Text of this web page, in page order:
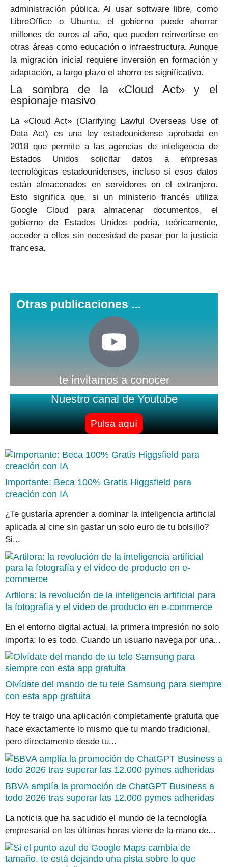
administración pública. Al usar software libre, como
LibreOffice o Ubuntu, el gobierno puede ahorrar
millones de euros al año, que pueden reinvertirse en
otras áreas como educación o infraestructura. Aunque
la migración inicial requiere inversión en formación y
adaptación, a largo plazo el ahorro es significativo.
La sombra de la «Cloud Act» y el
espionaje masivo
La «Cloud Act» (Clarifying Lawful Overseas Use of
Data Act) es una ley estadounidense aprobada en
2018 que permite a las agencias de inteligencia de
Estados Unidos solicitar datos a empresas
tecnológicas estadounidenses, incluso si esos datos
están almacenados en servidores en el extranjero.
Esto significa que, si un ministerio francés utiliza
Google Cloud para almacenar documentos, el
gobierno de Estados Unidos podría, teóricamente,
acceder a ellos sin necesidad de pasar por la justicia
francesa.
Otras publicaciones ...
te invitamos a conocer
Nuestro canal de Youtube
Pulsa aquí
Importante: Beca 100% Gratis Higgsfield para
creación con IA
¿Te gustaría aprender a dominar la inteligencia artificial
aplicada al cine sin gastar un solo euro de tu bolsillo?
Si...
Artilora: la revolución de la inteligencia artificial para
la fotografía y el vídeo de producto en e-commerce
En el entorno digital actual, la primera impresión no solo
importa: lo es todo. Cuando un usuario navega por una...
Olvídate del mando de tu tele Samsung para siempre
con esta app gratuita
Hoy te traigo una aplicación completamente gratuita que
hace exactamente lo mismo que tu mando tradicional,
pero directamente desde tu...
BBVA amplía la promoción de ChatGPT Business a
todo 2026 tras superar las 12.000 pymes adheridas
La noticia que ha sacudido el mundo de la tecnología
empresarial en las últimas horas viene de la mano de...